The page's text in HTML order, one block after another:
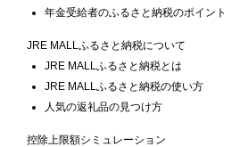
年金受給者のふるさと納税のポイント
JRE MALLふるさと納税について
JRE MALLふるさと納税とは
JRE MALLふるさと納税の使い方
人気の返礼品の見つけ方
控除上限額シミュレーション